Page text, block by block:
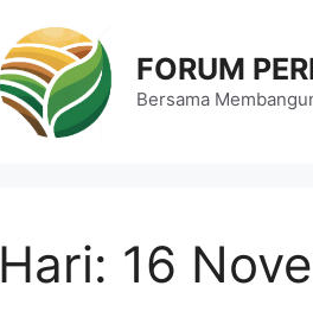
FORUM
Bersama
Hari: 16